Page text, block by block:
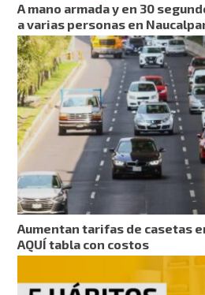
A mano armada y en 30
a varias personas en
Aumentan tarifas de casetas
AQUÍ tabla con costos